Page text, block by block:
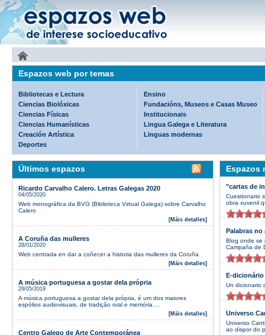
Espazos web por temas
Bibliotecas e Lectura
Ciencias Biolóxicas
Ciencias Físicas
Ciencias Humanísticas
Creación Artística
Deportes
Ensino
Fundacións, Museos e Casas Museo
Institucionais
Lingua Galega e Literatura
Linguas modernas
Últimos espazos
Ricardo Carvalho Calero. Letras Galegas 2020
04/05/2020
Web monográfica da BVG (Biblioteca Virtual Galega) sobre Carvalho
Calero
[Máis detalles]
A Coruña das mulleres
28/01/2020
Web centrada en dar a coñecer a historia das mulleres da Coruña
[Máis detalles]
A música portuguesa a gostar dela própria
29/05/2019
A música portuguesa a gostar dela própria, é um dos maiores
espólios audiovisuais, de tradição oral e memória ...
[Máis detalles]
Centro Galego de Arte Contemporánea
Espazos
"cartas de
Cuestionario
obra xuvenil
Palabras no
Blog onde se
Campaña de
E-
Un dicionario
Universo
Universo
ao dispor do